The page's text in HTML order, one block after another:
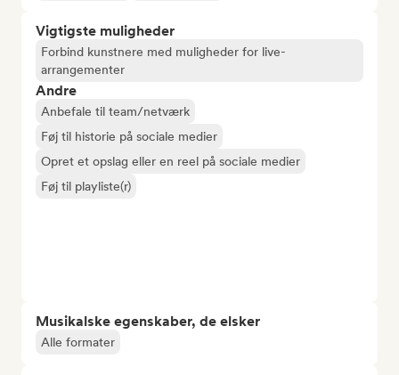
Vigtigste muligheder
Forbind kunstnere med muligheder for live-
arrangementer
Andre
Anbefale til team/netværk
Føj til historie på sociale medier
Opret et opslag eller en reel på sociale medier
Føj til playliste(r)
Musikalske egenskaber, de elsker
Alle formater